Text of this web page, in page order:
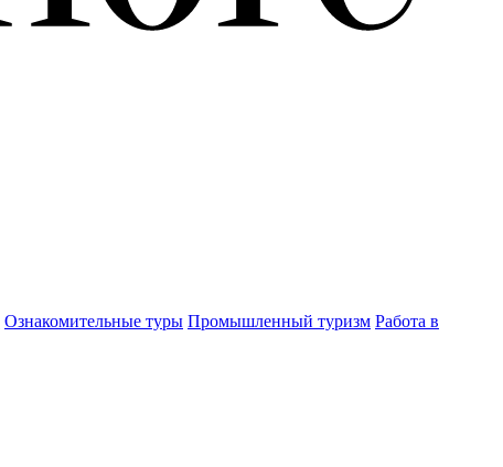
Ознакомительные туры Промышленный туризм Работа в